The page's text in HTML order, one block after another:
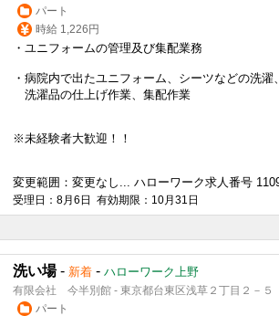
パート
時給 1,226円
・ユニフォームの管理及び集配業務
・病院内で出たユニフォーム、シーツなどの洗濯、
洗濯品の仕上げ作業、集配作業
※未経験者大歓迎！！
変更範囲：変更なし... ハローワーク求人番号
受理日：8月6日 有効期限：10月31日
洗い場- 新着 - ハローワーク上野
有限会社 今半別館 - 東京都台東区浅草２丁目２－５
パート